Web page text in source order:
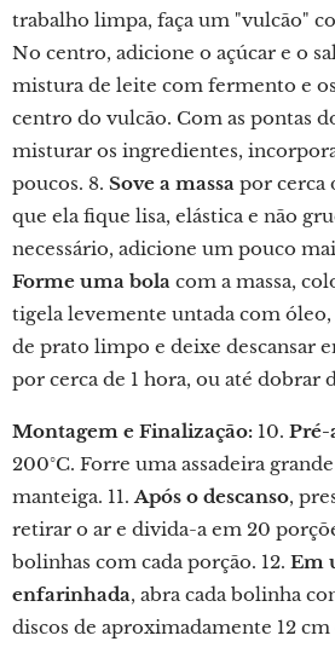
trabalho limpa, faça um "vulcão"
No centro, adicione o açúcar e o
mistura de leite com fermento e
centro do vulcão. Com as pontas
misturar os ingredientes,
poucos. 8. Sove a massa por cerca
que ela fique lisa, elástica e não
necessário, adicione um pouco
Forme uma bola com a massa,
tigela levemente untada com
de prato limpo e deixe descansar
por cerca de 1 hora, ou até dobrar
Montagem e Finalização: 10. Pré-
200°C. Forre uma assadeira
manteiga. 11.Após o descanso,
retirar o ar e divida-a em 20
bolinhas com cada porção. 12. Em
enfarinhada, abra cada bolinha
discos de aproximadamente 12